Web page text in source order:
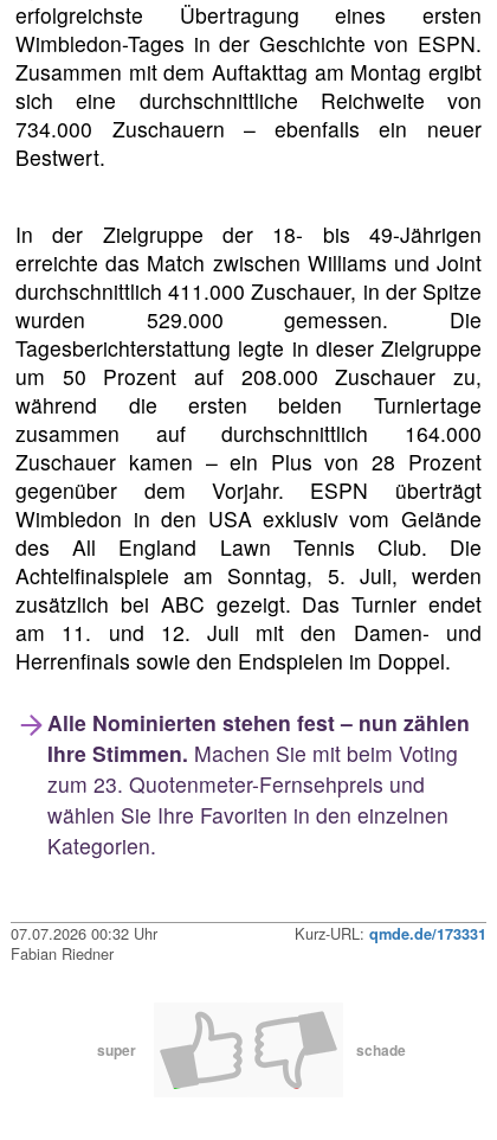
erfolgreichste Übertragung eines ersten
Wimbledon-Tages in der Geschichte von ESPN.
Zusammen mit dem Auftakttag am Montag ergibt
sich eine durchschnittliche Reichweite von
734.000 Zuschauern – ebenfalls ein neuer
Bestwert.
In der Zielgruppe der 18- bis 49-Jährigen
erreichte das Match zwischen Williams und Joint
durchschnittlich 411.000 Zuschauer, in der Spitze
wurden 529.000 gemessen. Die
Tagesberichterstattung legte in dieser Zielgruppe
um 50 Prozent auf 208.000 Zuschauer zu,
während die ersten beiden Turniertage
zusammen auf durchschnittlich 164.000
Zuschauer kamen – ein Plus von 28 Prozent
gegenüber dem Vorjahr. ESPN überträgt
Wimbledon in den USA exklusiv vom Gelände
des All England Lawn Tennis Club. Die
Achtelfinalspiele am Sonntag, 5. Juli, werden
zusätzlich bei ABC gezeigt. Das Turnier endet
am 11. und 12. Juli mit den Damen- und
Herrenfinals sowie den Endspielen im Doppel.
Alle Nominierten stehen fest – nun zählen
Ihre Stimmen. Machen Sie mit beim Voting
zum 23. Quotenmeter-Fernsehpreis und
wählen Sie Ihre Favoriten in den einzelnen
Kategorien.
07.07.2026 00:32 Uhr Kurz-URL: qmde.de/173331
Fabian Riedner
super schade